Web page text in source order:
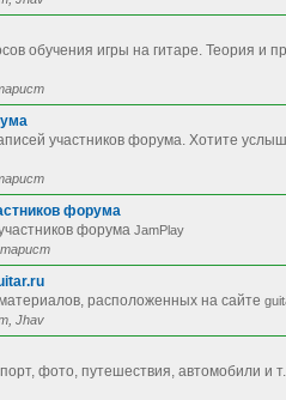
обучения игры на гитаре. Теория и
участников форума. Хотите
форума
форума JamPlay
расположенных на сайте
, Jhav
фото, путешествия, автомобили и